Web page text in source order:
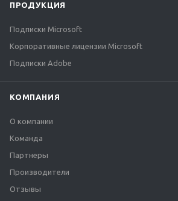
ПРОДУКЦИЯ
Подписки Microsoft
Корпоративные лицензии Microsoft
Подписки Adobe
КОМПАНИЯ
О компании
Команда
Партнеры
Производители
Отзывы